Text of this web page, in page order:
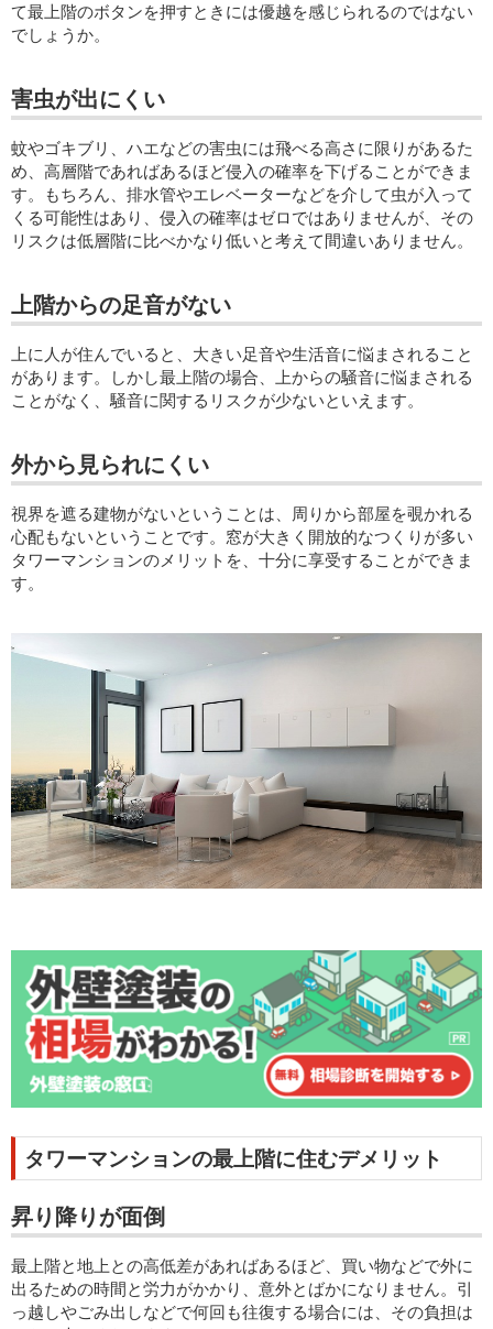
て最上階のボタンを押すときには優越を感じられるのではない
でしょうか。
害虫が出にくい
蚊やゴキブリ、ハエなどの害虫には飛べる高さに限りがあるた
め、高層階であればあるほど侵入の確率を下げることができま
す。もちろん、排水管やエレベーターなどを介して虫が入って
くる可能性はあり、侵入の確率はゼロではありませんが、その
リスクは低層階に比べかなり低いと考えて間違いありません。
上階からの足音がない
上に人が住んでいると、大きい足音や生活音に悩まされること
があります。しかし最上階の場合、上からの騒音に悩まされる
ことがなく、騒音に関するリスクが少ないといえます。
外から見られにくい
視界を遮る建物がないということは、周りから部屋を覗かれる
心配もないということです。窓が大きく開放的なつくりが多い
タワーマンションのメリットを、十分に享受することができま
す。
タワーマンションの最上階に住むデメリット
昇り降りが面倒
最上階と地上との高低差があればあるほど、買い物などで外に
出るための時間と労力がかかり、意外とばかになりません。引
っ越しやごみ出しなどで何回も往復する場合には、その負担は